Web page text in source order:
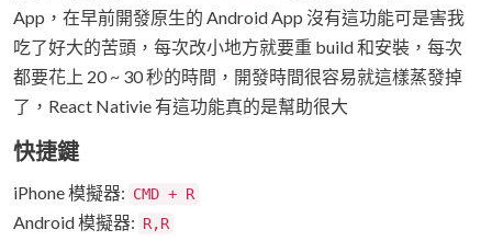
App，在早前開發原生的 Android App 沒有這功能可是害我
吃了好大的苦頭，每次改小地方就要重 build 和安裝，每次
都要花上 20 ~ 30 秒的時間，開發時間很容易就這樣蒸發掉
了，React Nativie 有這功能真的是幫助很大
快捷鍵
iPhone 模擬器: CMD + R
Android 模擬器: R,R